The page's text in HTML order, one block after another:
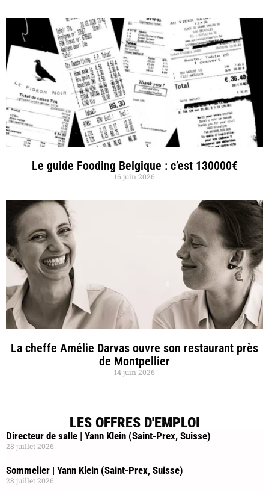
Le guide Fooding Belgique : c’est 130000€
16 juin 2026
La cheffe Amélie Darvas ouvre son restaurant près
de Montpellier
14 juin 2026
LES OFFRES D'EMPLOI
Directeur de salle | Yann Klein (Saint-Prex, Suisse)
28 juillet 2026
Sommelier | Yann Klein (Saint-Prex, Suisse)
28 juillet 2026